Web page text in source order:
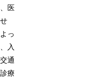
医
っ
入
通
療